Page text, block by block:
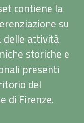
contiene la
su
delle attività
storiche e
presenti
del
di Firenze.